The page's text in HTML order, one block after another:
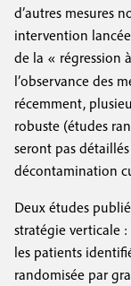
d’autres mesures
intervention
de la « régression
l’observance des
récemment,
robuste (études
seront pas
décontamination
Deux études
stratégie verticale
les patients
randomisée par